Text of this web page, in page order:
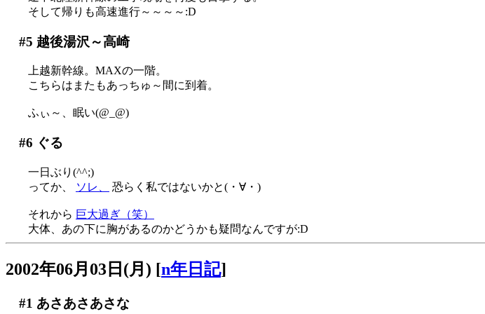
そして帰りも高速進行～～～～:D
#5 越後湯沢～高崎
上越新幹線。MAXの一階。
こちらはまたもあっちゅ～間に到着。
ふぃ～、眠い(@_@)
#6 ぐる
一日ぶり(^^;)
ってか、
ソレ、 恐らく私ではないかと(・∀・)
それから 巨大過ぎ（笑）
大体、あの下に胸があるのかどうかも疑問なんですが:D
2002年06月03日(月) [n年日記]
#1 あさあさあさな